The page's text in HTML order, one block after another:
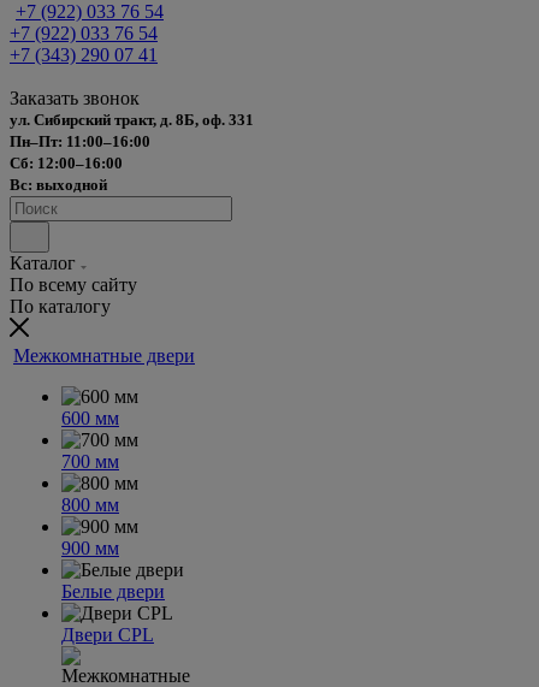
+7 (922) 033 76 54
+7 (922) 033 76 54
+7 (343) 290 07 41
Заказать звонок
ул. Сибирский тракт, д. 8Б, оф. 331
Пн–Пт: 11:00–16:00
Сб: 12:00–16:00
Вс: выходной
Каталог
По всему сайту
По каталогу
Межкомнатные двери
600 мм
700 мм
800 мм
900 мм
Белые двери
Двери CPL